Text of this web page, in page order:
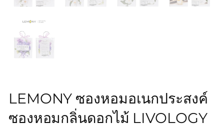
LEMONY ซองหอมอเนกประสงค์
ซองหอมกลิ่นดอกไม้ LIVOLOGY